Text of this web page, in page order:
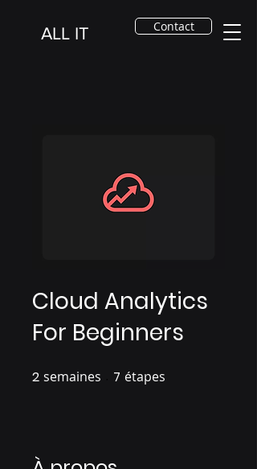
ALL IT Contact
Cloud Analytics
For Beginners
2 semaines 2 semaines
7 étapes